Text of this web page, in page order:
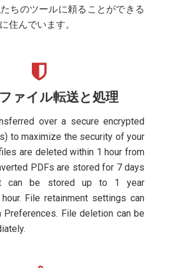
ちのツールに頼ることができる
住んでいます。
ァイル転送と処理
over a secure encrypted
to maximize the security of your
are deleted within 1 hour from
PDFs are stored for 7 days
can be stored up to 1 year
File retainment settings can
Preferences. File deletion can be